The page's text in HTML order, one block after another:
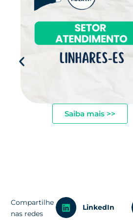
Saiba mais >>
Compartilhe
nas redes
LinkedIn